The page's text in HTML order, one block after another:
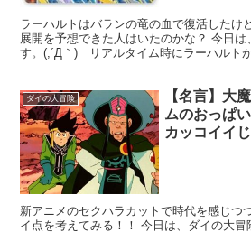
ラーハルトはバランの竜の血で復活したけ
展開を予想できた人はいたのかな？ 今日
す。(;´Д｀) リアルタイム時にラーハルト
ダイの大冒険
【名言】大
ムのおっぱ
カッコイイ
新アニメのセクハラカットで時代を感じつ
イ点を考えてみる！！ 今日は、ダイの大